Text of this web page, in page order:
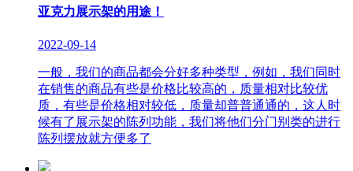
亚克力展示架的用途！
2022-09-14
一般，我们的商品都会分好多种类型，例如，我们同时
在销售的商品有些是价格比较高的，质量相对比较优
质，有些是价格相对较低，质量却普普通通的，这人时
候有了展示架的陈列功能，我们将他们分门别类的进行
陈列摆放就方便多了